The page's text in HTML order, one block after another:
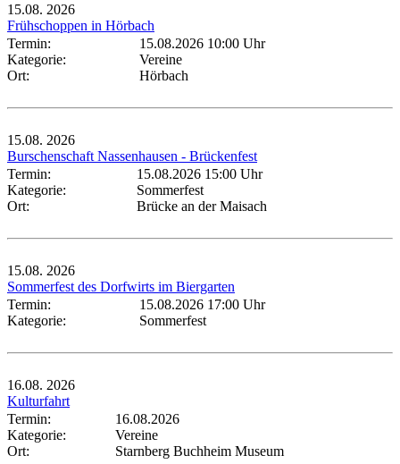
15.08. 2026
Frühschoppen in Hörbach
Termin:
15.08.2026 10:00 Uhr
Kategorie:
Vereine
Ort:
Hörbach
15.08. 2026
Burschenschaft Nassenhausen - Brückenfest
Termin:
15.08.2026 15:00 Uhr
Kategorie:
Sommerfest
Ort:
Brücke an der Maisach
15.08. 2026
Sommerfest des Dorfwirts im Biergarten
Termin:
15.08.2026 17:00 Uhr
Kategorie:
Sommerfest
16.08. 2026
Kulturfahrt
Termin:
16.08.2026
Kategorie:
Vereine
Ort:
Starnberg Buchheim Museum